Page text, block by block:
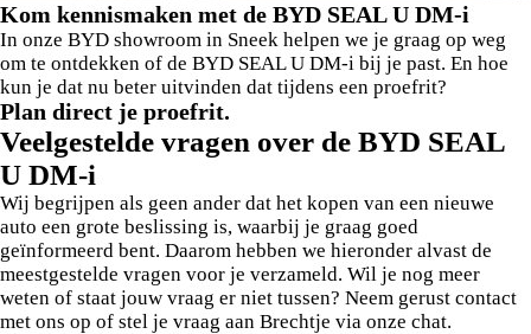
Kom kennismaken met de BYD SEAL U DM-i
In onze BYD showroom in Sneek helpen we je graag op weg
om te ontdekken of de BYD SEAL U DM-i bij je past. En hoe
kun je dat nu beter uitvinden dat tijdens een proefrit?
Plan direct je proefrit.
Veelgestelde vragen over de BYD SEAL
U DM-i
Wij begrijpen als geen ander dat het kopen van een nieuwe
auto een grote beslissing is, waarbij je graag goed
geïnformeerd bent. Daarom hebben we hieronder alvast de
meestgestelde vragen voor je verzameld. Wil je nog meer
weten of staat jouw vraag er niet tussen? Neem gerust contact
met ons op of stel je vraag aan Brechtje via onze chat.